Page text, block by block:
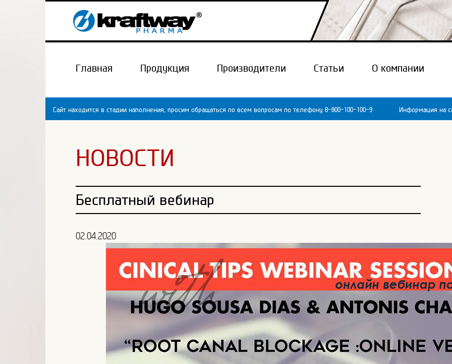
Главная Продукция Производители Статьи О компании
Сайт находится в стадии наполнения, просим обращаться по всем вопросам по телефону 8-800-100-100-9 Информация на
НОВОСТИ
Бесплатный вебинар
02.04.2020